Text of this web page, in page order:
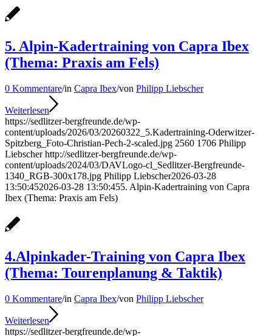
5. Alpin-Kadertraining von Capra Ibex
(Thema: Praxis am Fels)
0 Kommentare/in Capra Ibex/von Philipp Liebscher
Weiterlesen
https://sedlitzer-bergfreunde.de/wp-
content/uploads/2026/03/20260322_5.Kadertraining-Oderwitzer-
Spitzberg_Foto-Christian-Pech-2-scaled.jpg 2560 1706 Philipp
Liebscher http://sedlitzer-bergfreunde.de/wp-
content/uploads/2024/03/DAVLogo-cl_Sedlitzer-Bergfreunde-
1340_RGB-300x178.jpg Philipp Liebscher2026-03-28
13:50:452026-03-28 13:50:455. Alpin-Kadertraining von Capra
Ibex (Thema: Praxis am Fels)
4.Alpinkader-Training von Capra Ibex
(Thema: Tourenplanung & Taktik)
0 Kommentare/in Capra Ibex/von Philipp Liebscher
Weiterlesen
https://sedlitzer-bergfreunde.de/wp-